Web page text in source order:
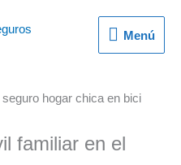
Menú
Menú
familiar en el